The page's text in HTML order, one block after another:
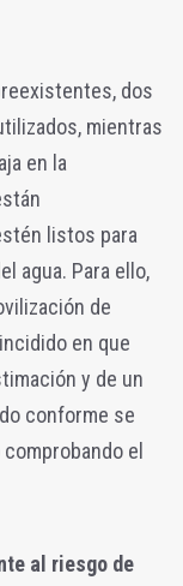
dos
mientras
en la
listos para
agua. Para ello,
de
en que
y de un
conforme se
el
al riesgo de